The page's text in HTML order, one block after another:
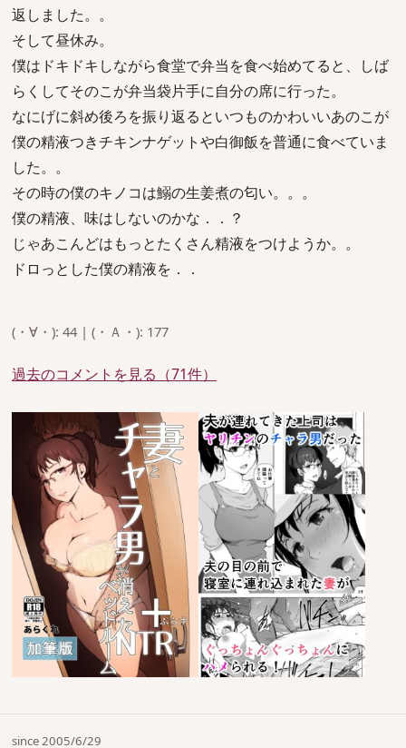
返しました。。
そして昼休み。
僕はドキドキしながら食堂で弁当を食べ始めてると、しば
らくしてそのこが弁当袋片手に自分の席に行った。
なにげに斜め後ろを振り返るといつものかわいいあのこが
僕の精液つきチキンナゲットや白御飯を普通に食べていま
した。。
その時の僕のキノコは鰯の生姜煮の匂い。。。
僕の精液、味はしないのかな．．？
じゃあこんどはもっとたくさん精液をつけようか。。
ドロっとした僕の精液を．．
(・∀・): 44 | (・Ａ・): 177
過去のコメントを見る（71件）
since 2005/6/29